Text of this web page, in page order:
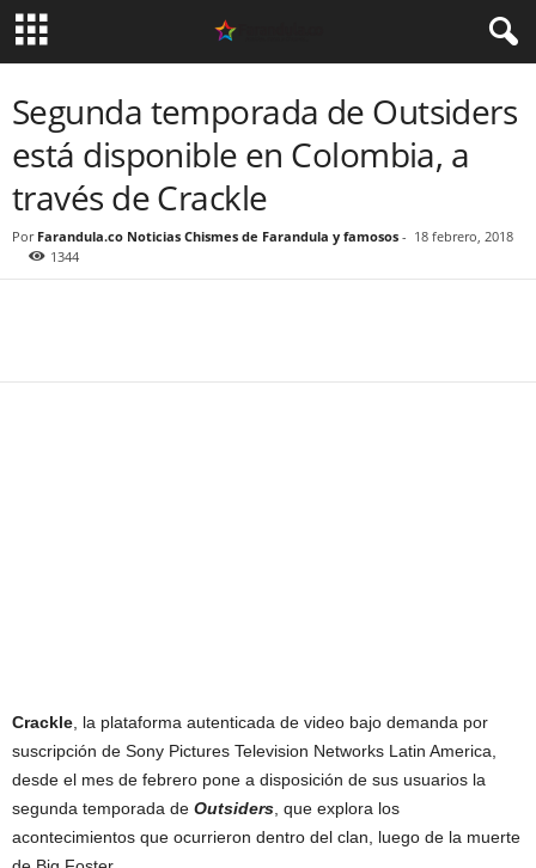
Segunda temporada de Outsiders
está disponible en Colombia, a
través de Crackle
Por Farandula.co Noticias Chismes de Farandula y famosos - 18 febrero, 2018
1344
Crackle , la plataforma autenticada de video bajo demanda por
suscripción de Sony Pictures Television Networks Latin America,
desde el mes de febrero pone a disposición de sus usuarios la
segunda temporada de Outsiders , que explora los
acontecimientos que ocurrieron dentro del clan, luego de la muerte